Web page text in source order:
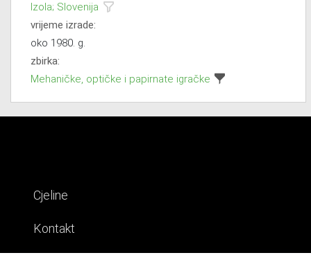
Izola; Slovenija
vrijeme izrade:
oko 1980. g.
zbirka:
Mehaničke, optičke i papirnate igračke
Cjeline
Kontakt